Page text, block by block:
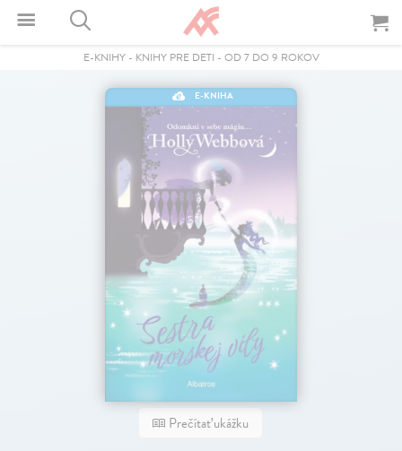
E-KNIHY- KNIHY PRE DETI - OD 7 DO 9 ROKOV
E-KNIHA
Prečítať ukážku